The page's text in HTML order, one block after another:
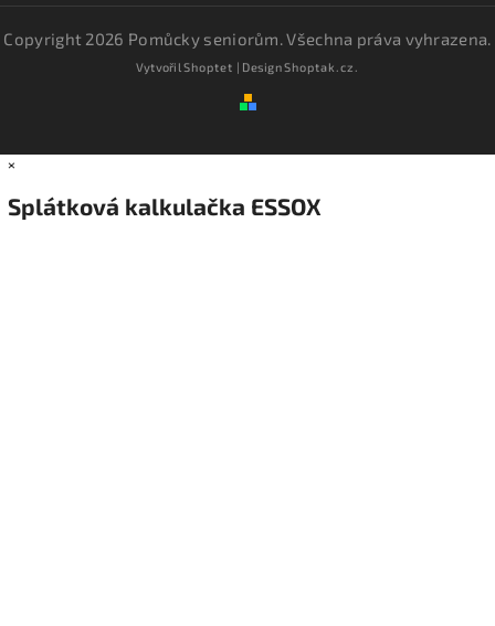
Copyright 2026 Pomůcky seniorům. Všechna práva vyhrazena.
VytvořilShoptet | DesignShoptak.cz.
×
Splátková kalkulačka ESSOX